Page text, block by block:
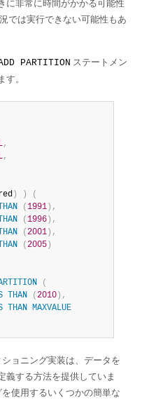
に非常に時間がかかる可能性
では実行できない可能性もあ
PARTITION ステートメン
。
,
,
) )
(
THAN ( 1991 ) ,
THAN ( 1996 ) ,
THAN ( 2001 ) ,
THAN ( 2005 )
(
THAN ( 2010 ) ,
THAN MAXVALUE
ョニング実装は、データを
義する方法を提供していま
使用するいくつかの簡単な